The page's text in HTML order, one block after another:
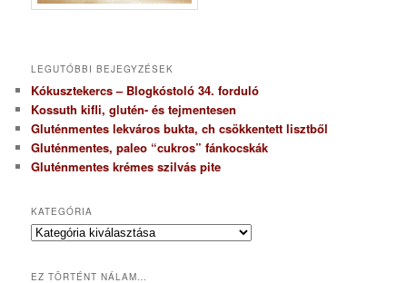
LEGUTÓBBI BEJEGYZÉSEK
Kókusztekercs – Blogkóstoló 34. forduló
Kossuth kifli, glutén- és tejmentesen
Gluténmentes lekváros bukta, ch csökkentett lisztből
Gluténmentes, paleo “cukros” fánkocskák
Gluténmentes krémes szilvás pite
KATEGÓRIA
K
EZ TÖRTÉNT NÁLAM…